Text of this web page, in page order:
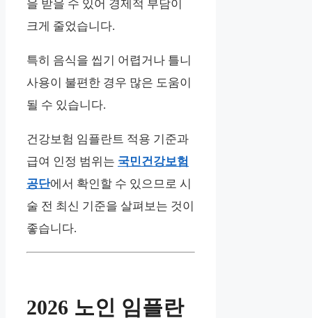
을 받을 수 있어 경제적 부담이
크게 줄었습니다.
특히 음식을 씹기 어렵거나 틀니
사용이 불편한 경우 많은 도움이
될 수 있습니다.
건강보험 임플란트 적용 기준과
급여 인정 범위는 국민건강보험
공단에서 확인할 수 있으므로 시
술 전 최신 기준을 살펴보는 것이
좋습니다.
2026 노인 임플란